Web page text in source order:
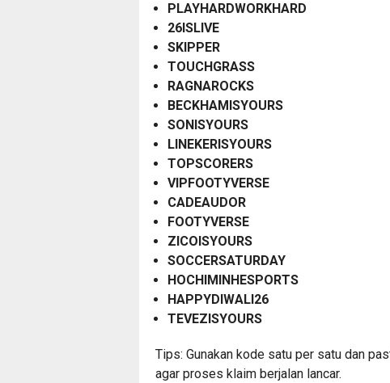
PLAYHARDWORKHARD
26ISLIVE
SKIPPER
TOUCHGRASS
RAGNAROCKS
BECKHAMISYOURS
SONISYOURS
LINEKERISYOURS
TOPSCORERS
VIPFOOTYVERSE
CADEAUDOR
FOOTYVERSE
ZICOISYOURS
SOCCERSATURDAY
HOCHIMINHESPORTS
HAPPYDIWALI26
TEVEZISYOURS
Tips: Gunakan kode satu per satu dan
agar proses klaim berjalan lancar.